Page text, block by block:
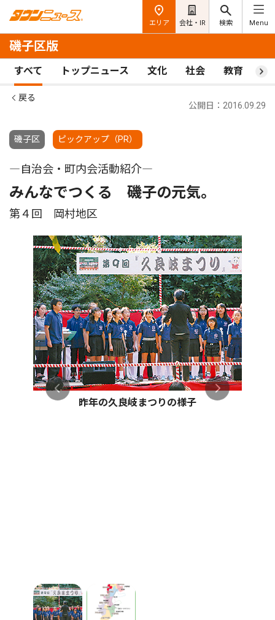
エリア 会社・IR 検索 Menu
磯子区版
すべて トップニュース 文化 社会 教育 ス
戻る
磯子区 ピックアップ（PR）
公開日：2016.09.29
―自治会・町内会活動紹介―
みんなでつくる 磯子の元気。
第４回 岡村地区
昨年の久良岐まつりの様子